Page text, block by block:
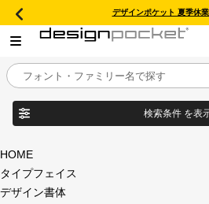
デザインポケット 夏季休
目的別フォントガイド
特集
検索条件 を表
HOME
タイプフェイス
デザイン書体